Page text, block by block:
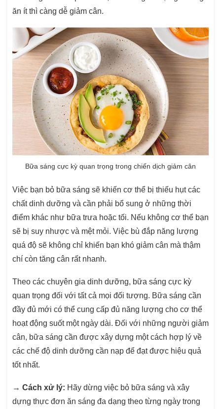
ăn ít thì càng dễ giảm cân.
Bữa sáng cực kỳ quan trọng trong chiến dịch giảm cân
Việc bạn bỏ bữa sáng sẽ khiến cơ thể bị thiếu hụt các
chất dinh dưỡng và cần phải bổ sung ở những thời
điểm khác như bữa trưa hoặc tối. Nếu không cơ thể bạn
sẽ bị suy nhược và mệt mỏi. Việc bù đắp năng lượng
quá độ sẽ không chỉ khiến bạn khó giảm cân mà thậm
chí còn tăng cân rất nhanh.
Theo các chuyên gia dinh dưỡng, bữa sáng cực kỳ
quan trọng đối với tất cả mọi đối tượng. Bữa sáng cần
đầy đủ mới có thể cung cấp đủ năng lượng cho cơ thể
hoạt động suốt một ngày dài. Đối với những người giảm
cân, bữa sáng cần được xây dựng một cách hợp lý về
các chế độ dinh dưỡng cần nạp để đạt được hiệu quả
tốt nhất.
→ Cách xử lý: Hãy dừng việc bỏ bữa sáng và xây
dựng thực đơn ăn sáng đa dạng theo từng ngày trong